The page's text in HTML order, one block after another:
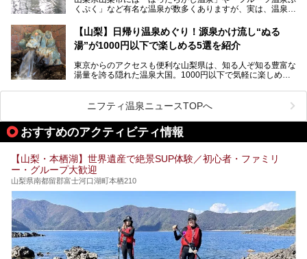
コスパ宿の全貌を徹底解説します！
提供元：株式会社湯ーとぴあ【PR】
この記事は株式会社湯ーとぴあのPRレポート記事です。
くぷく」など有名な温泉が数多くありますが、実は、温泉マ
です。今回紹介する「はやぶさ温泉」も、そのひとつ。温泉
はもちろん、絶景や地元食材を活かしたグルメも堪能できま
す。
します。
【山梨】日帰り温泉めぐり！源泉かけ流し“ぬる
湯”が1000円以下で楽しめる5選を紹介
東京からのアクセスも便利な山梨県は、知る人ぞ知る豊富な
湯量を誇る隠れた温泉大国。1000円以下で気軽に楽しめ
も、これからの季節に嬉しい、じんわりと体の芯まで温ま
る“ぬる湯”が豊富なのも魅力。今回は、湯質も抜群で心ゆく
までリラックスできる山梨のお得な日帰り温泉を、実際体験
した感想と共に紹介します。
※ぬる湯とは35℃～39℃程度の体温に近いぬるめ温泉のこ
ニフティ温泉ニュースTOPへ
おすすめのアクティビティ情報
【山梨・本栖湖】世界遺産で絶景SUP体験／初心者・ファミリ
ー・グループ大歓迎
山梨県南都留郡富士河口湖町本栖210